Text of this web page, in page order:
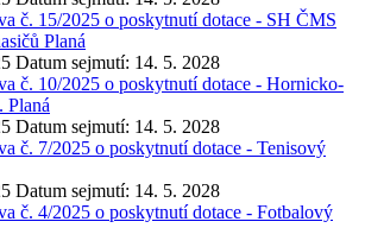
č. 15/2025 o poskytnutí dotace - SH ČMS
Planá
Datum sejmutí: 14. 5. 2028
č. 10/2025 o poskytnutí dotace - Hornicko-
Planá
Datum sejmutí: 14. 5. 2028
č. 7/2025 o poskytnutí dotace - Tenisový
Datum sejmutí: 14. 5. 2028
č. 4/2025 o poskytnutí dotace - Fotbalový